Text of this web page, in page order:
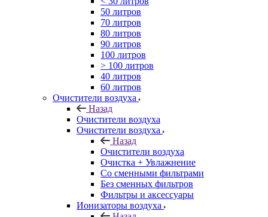
50 литров
70 литров
80 литров
90 литров
100 литров
> 100 литров
40 литров
60 литров
Очистители воздуха
Назад
Очистители воздуха
Очистители воздуха
Назад
Очистители воздуха
Очистка + Увлажнение
Cо сменными фильтрами
Без сменных фильтров
Фильтры и аксессуары
Ионизаторы воздуха